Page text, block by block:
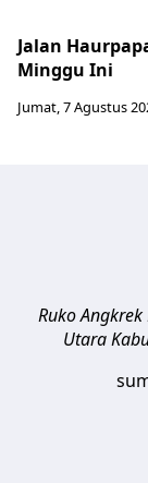
Jalan
Minggu Ini
Jumat, 7 Agustus
Ruko Angkrek
Utara